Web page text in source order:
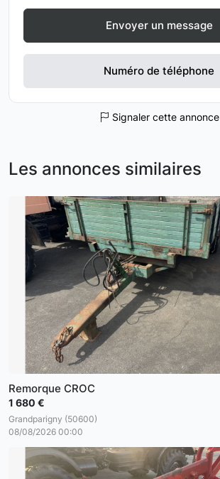
Envoyer un message
Numéro de téléphone
Signaler cette annonce
Les annonces similaires
Remorque CROC
1 680 €
Grandparigny (50600)
08/08/2026 00:00